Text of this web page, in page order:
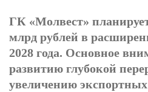
ГК «Молвест»
млрд рублей в
2028 года. Основное
развитию глубокой
увеличению экспортных